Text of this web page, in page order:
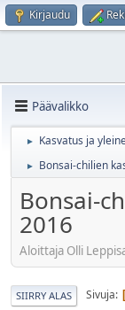
Kirjaudu
Päävalikko
► Kasvatus ja
► Bonsai-chilien
Bonsai-
2016
Aloittaja Olli
SIIRRY ALAS Sivuja